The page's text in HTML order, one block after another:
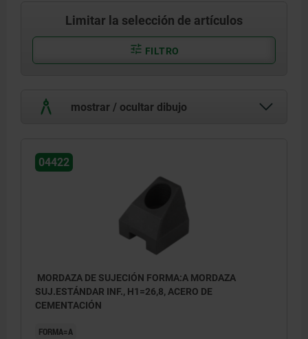
Limitar la selección de artículos
FILTRO
mostrar / ocultar dibujo
04422
MORDAZA DE SUJECIÓN FORMA:A MORDAZA
SUJ.ESTÁNDAR INF., H1=26,8, ACERO DE
CEMENTACIÓN
FORMA=A